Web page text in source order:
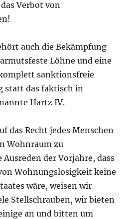
Verbot von
auch die Bekämpfung
Löhne und eine
sanktionsfreie
statt das faktisch in
Hartz IV.
das Recht jedes Menschen
Wohnraum zu
der Vorjahre, dass
Wohnungslosigkeit keine
wäre, weisen wir
Stellschrauben, wir bieten
an und bitten um